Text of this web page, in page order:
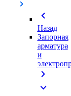
chevron_left
Назад
Запорная
арматура
и
chevron_right
expand_more